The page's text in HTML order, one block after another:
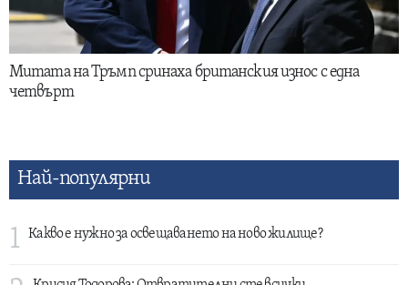
Митата на Тръмп сринаха британския износ с една
четвърт
Най-популярни
1 Какво е нужно за освещаването на ново жилище?